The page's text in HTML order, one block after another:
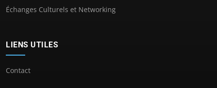
Échanges Culturels et Networking
LIENS UTILES
Contact